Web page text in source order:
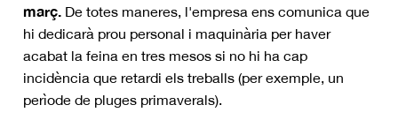
març. De totes maneres, l'empresa ens comunica que
hi dedicarà prou personal i maquinària per haver
acabat la feina en tres mesos si no hi ha cap
incidència que retardi els treballs (per exemple, un
perìode de pluges primaverals).